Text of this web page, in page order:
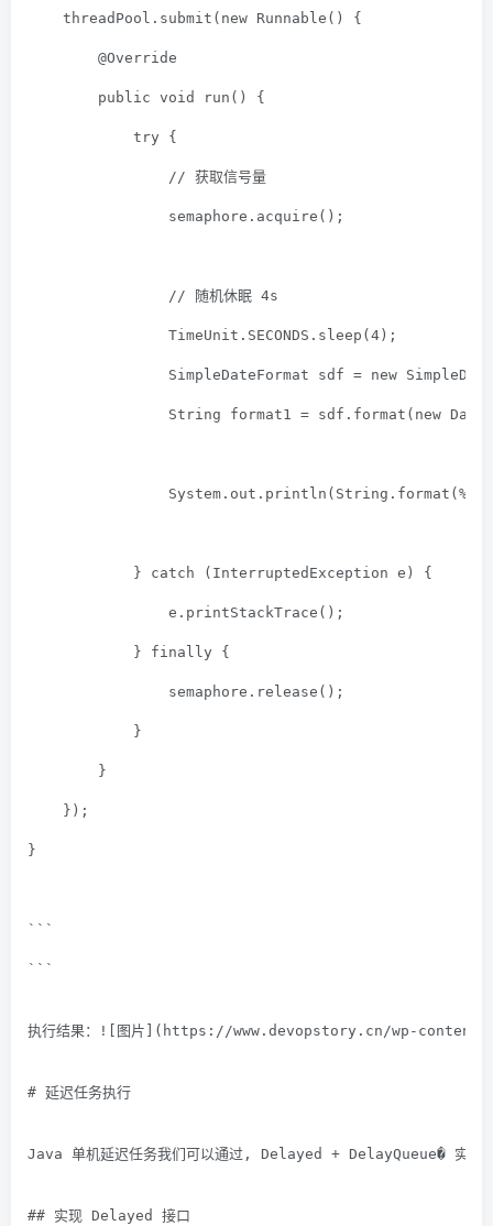
threadPool.submit( new Runnable() {
@Override
public void run () {
try {
// 获取信号量
semaphore.acquire();
// 随机休眠 4s
TimeUnit.SECONDS.sleep( 4 );
SimpleDateFormat sdf = new
String format1 = sdf.format( new
System.out.println(String.format( %s
} catch (InterruptedException e) {
e.printStackTrace();
} finally {
semaphore.release();
}
}
});
}
```
```
执行结果：![图片](https://www.devopstory.cn/wp-content/
# 延迟任务执行
Java 单机延迟任务我们可以通过, Delayed + DelayQueue� 实现
## 实现 Delayed 接口